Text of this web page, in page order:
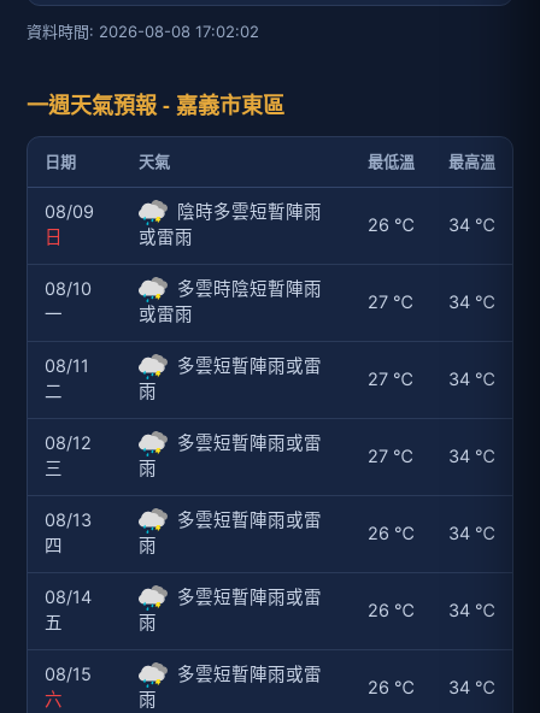
資料時間: 2026-08-08 17:02:02
一週天氣預報 - 嘉義市東區
日期 天氣 最低溫 最高溫
08/09
日
陰時多雲短暫陣雨
或雷雨
26 ℃ 34 ℃
08/10
一
多雲時陰短暫陣雨
或雷雨
27 ℃ 34 ℃
08/11
二
多雲短暫陣雨或雷
雨
27 ℃ 34 ℃
08/12
三
多雲短暫陣雨或雷
雨
27 ℃ 34 ℃
08/13
四
多雲短暫陣雨或雷
雨
26 ℃ 34 ℃
08/14
五
多雲短暫陣雨或雷
雨
26 ℃ 34 ℃
08/15
六
多雲短暫陣雨或雷
雨
26 ℃ 34 ℃